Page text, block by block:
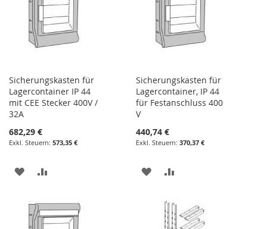
Sicherungskasten für
Lagercontainer IP 44
mit CEE Stecker 400V /
32A
682,29 €
573,35 €
ZUR
HINZUFÜGEN
HINZUFÜGEN
Sicherungskasten für
Lagercontainer, IP 44
für Festanschluss 400
V
440,74 €
370,37 €
ZUR
HINZUFÜGEN
HINZUFÜGEN